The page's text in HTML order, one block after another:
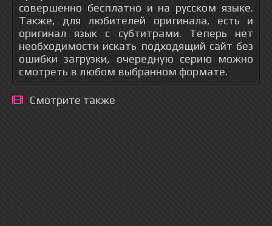
совершенно бесплатно и на русском языке.
Также, для любителей оригинала, есть и
оригинал язык с субтитрами. Теперь нет
необходимости искать подходящий сайт без
ошибки загрузки, очередную серию можно
смотреть в любом выбранном формате.
Смотрите также